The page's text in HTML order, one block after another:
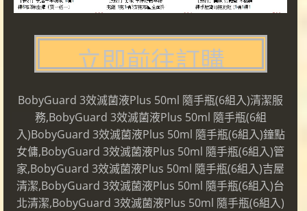
BobyGuard 3效滅菌液Plus 50ml 隨手瓶(6組入)清潔服
務,BobyGuard 3效滅菌液Plus 50ml 隨手瓶(6組
入)BobyGuard 3效滅菌液Plus 50ml 隨手瓶(6組入)鐘點
女傭,BobyGuard 3效滅菌液Plus 50ml 隨手瓶(6組入)管
家,BobyGuard 3效滅菌液Plus 50ml 隨手瓶(6組入)吉屋
清潔,BobyGuard 3效滅菌液Plus 50ml 隨手瓶(6組入)台
北清潔,BobyGuard 3效滅菌液Plus 50ml 隨手瓶(6組入)